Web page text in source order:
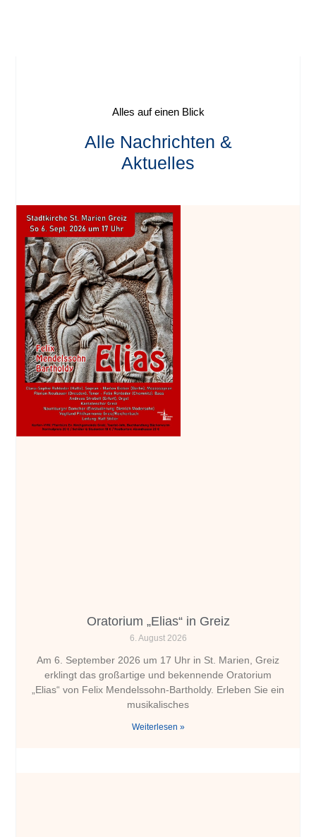
Alles auf einen Blick
Alle Nachrichten &
Aktuelles
Oratorium „Elias“ in Greiz
6. August 2026
Am 6. September 2026 um 17 Uhr in St. Marien, Greiz
erklingt das großartige und bekennende Oratorium
„Elias“ von Felix Mendelssohn-Bartholdy. Erleben Sie ein
musikalisches
Weiterlesen »